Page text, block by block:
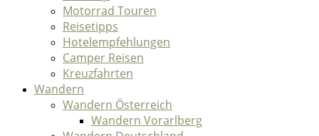
Motorrad Touren
Reisetipps
Hotelempfehlungen
Camper Reisen
Kreuzfahrten
Wandern
Wandern Österreich
Wandern Vorarlberg